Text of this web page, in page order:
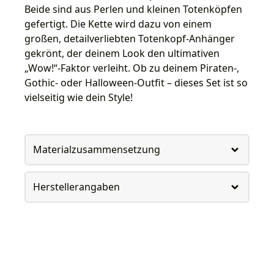
Beide sind aus Perlen und kleinen Totenköpfen
gefertigt. Die Kette wird dazu von einem
großen, detailverliebten Totenkopf-Anhänger
gekrönt, der deinem Look den ultimativen
„Wow!“-Faktor verleiht. Ob zu deinem Piraten-,
Gothic- oder Halloween-Outfit – dieses Set ist so
vielseitig wie dein Style!
Materialzusammensetzung
Herstellerangaben